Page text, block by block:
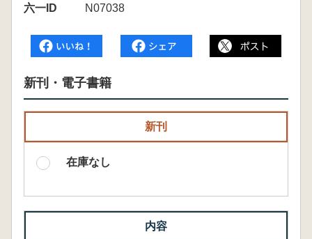
六一ID
N07038
新刊・電子書籍
新刊
在庫なし
内容